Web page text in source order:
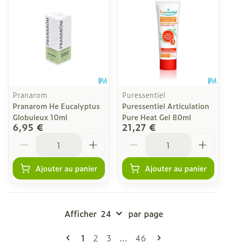
Pranarom
Pranarom He Eucalyptus
Globuleux 10ml
6,95 €
Ajouter au panier
Puressentiel
Puressentiel Articulation
Pure Heat Gel 80ml
21,27 €
Ajouter au panier
Vous lisez actuellement la page
1 Page
2 Page
3 ... Page
46
Afficher par page